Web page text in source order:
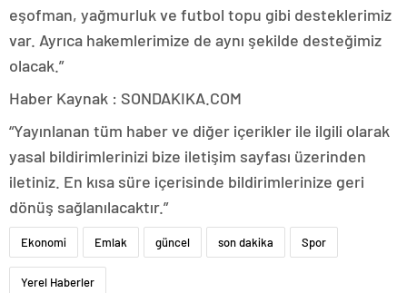
eşofman, yağmurluk ve futbol topu gibi desteklerimiz
var. Ayrıca hakemlerimize de aynı şekilde desteğimiz
olacak.”
Haber Kaynak : SONDAKIKA.COM
“Yayınlanan tüm haber ve diğer içerikler ile ilgili olarak
yasal bildirimlerinizi bize iletişim sayfası üzerinden
iletiniz. En kısa süre içerisinde bildirimlerinize geri
dönüş sağlanılacaktır.”
Ekonomi Emlak güncel son dakika Spor
Yerel Haberler